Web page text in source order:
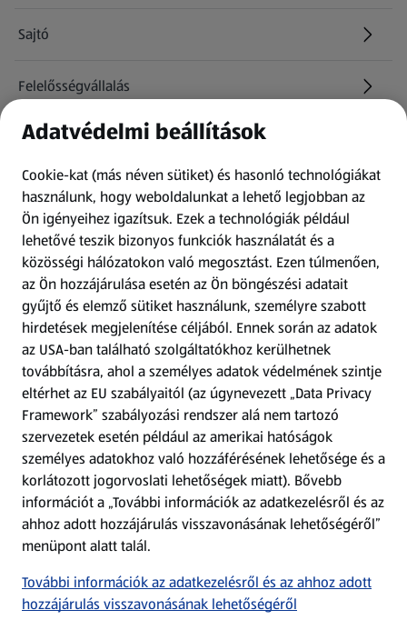
Sajtó
Felelősségvállalás
Információk
Kérdőív
Fizetési lehetőségek
ALDI utalványok
Árcsökkentés
Adattörlő alkalmazás
Szervizpont
(új oldalon nyílik meg)
Fedezz fel minket az interneten!
Töltsd le az ALDI Magyarország applikációt!
Adatvédelmi beállítások
Cookie-kat (más néven sütiket) és hasonló technológiákat
használunk, hogy weboldalunkat a lehető legjobban az
Ön igényeihez igazítsuk. Ezek a technológiák például
lehetővé teszik bizonyos funkciók használatát és a
közösségi hálózatokon való megosztást. Ezen túlmenően,
az Ön hozzájárulása esetén az Ön böngészési adatait
gyűjtő és elemző sütiket használunk, személyre szabott
hirdetések megjelenítése céljából. Ennek során az adatok
az USA-ban található szolgáltatókhoz kerülhetnek
továbbításra, ahol a személyes adatok védelmének szintje
eltérhet az EU szabályaitól (az úgynevezett „Data Privacy
Framework” szabályozási rendszer alá nem tartozó
szervezetek esetén például az amerikai hatóságok
személyes adatokhoz való hozzáférésének lehetősége és a
korlátozott jogorvoslati lehetőségek miatt). Bővebb
információt a „További információk az adatkezelésről és az
ahhoz adott hozzájárulás visszavonásának lehetőségéről”
menüpont alatt talál.
További információk az adatkezelésről és az ahhoz adott
hozzájárulás visszavonásának lehetőségéről